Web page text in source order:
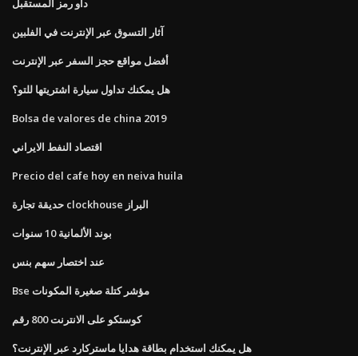
داو رمز المستقبل
آثار التسوق عبر الإنترنت في الفلبين
أفضل مواقع حجز السفر عبر الإنترنت
هل يمكنك تداول سيارة اشتريتها للتو؟
Bolsa de valores de china 2019
اقتصاد النفط الايراني
Precio del cafe hoy en neiva huila
حديقة تجارة clockhouse البراز
بوند الألمانية 10 سنوات
عند اختصار سهم بنس
Bse مؤشر كتلة صغيرة المكونات
كوستكو على الانترنت 800 رقم
هل يمكنك استخدام بطاقة هدايا ماستركارد عبر الإنترنت؟